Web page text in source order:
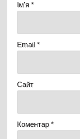
Ім'я *
Email *
Сайт
Коментар*